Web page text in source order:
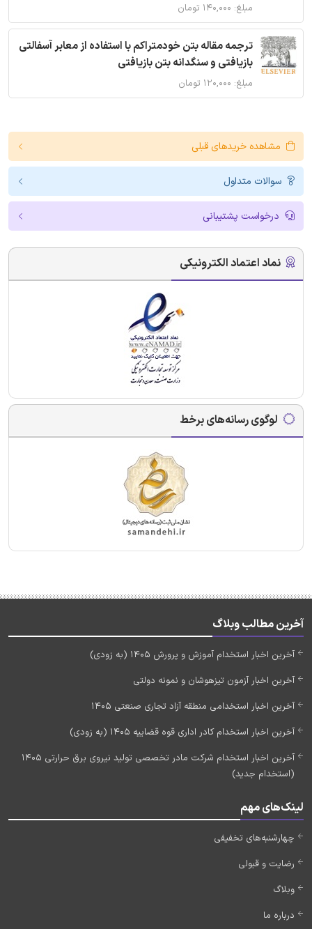
مبلغ: ۱۴۰,۰۰۰ تومان
ترجمه مقاله بتن خودمتراکم با استفاده از معابر آسفالتی
بازیافتی و سنگدانه بتن بازیافتی
مبلغ: ۱۲۰,۰۰۰ تومان
مشاهده خریدهای قبلی
سوالات متداول
درخواست پشتیبانی
نماد اعتماد الکترونیکی
لوگوی رسانه‌های برخط
آخرین مطالب وبلاگ
آخرین اخبار استخدام آموزش و پرورش 1405 (به زودی)
آخرین اخبار آزمون تیزهوشان و نمونه دولتی
آخرین اخبار استخدامی منطقه آزاد تجاری صنعتی 1405
آخرین اخبار استخدام کادر اداری قوه قضاییه 1405 (به زودی)
آخرین اخبار استخدام شرکت مادر تخصصی تولید نیروی برق حرارتی 1405
(استخدام جدید)
لینک‌های مهم
چهارشنبه‌های تخفیفی
رضایت و قبولی
وبلاگ
درباره ما